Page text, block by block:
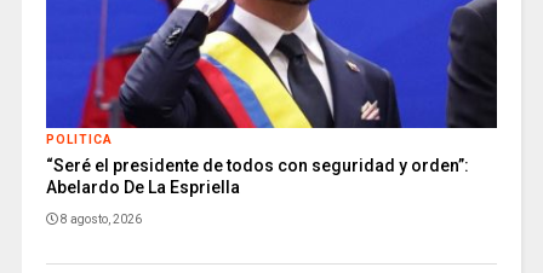
POLITICA
“Seré el presidente de todos con seguridad y orden”:
Abelardo De La Espriella
8 agosto, 2026